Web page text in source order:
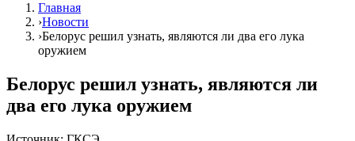
Главная
›Новости
›Белорус решил узнать, являются ли два его лука
оружием
Белорус решил узнать, являются ли
два его лука оружием